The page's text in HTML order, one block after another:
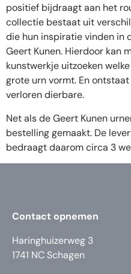
positief bijdraagt aan het
collectie bestaat uit
die hun inspiratie vinden in
Geert Kunen. Hierdoor kan
kunstwerkje uitzoeken
grote urn vormt. En
verloren dierbare.
Net als de Geert Kunen
bestelling gemaakt. De
bedraagt daarom circa 3
Contact opnemen
Haringhuizerweg 3
1741 NC Schagen